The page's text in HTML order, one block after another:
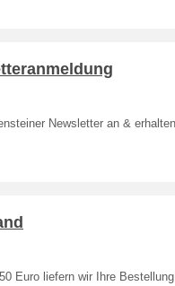
Newsletter an &
Euro liefern wir Ihre